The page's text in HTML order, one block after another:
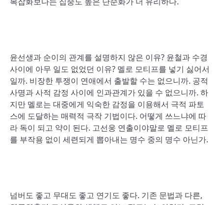
윤선생과 순이의 관계를 설명하지 않은 이유? 윤철과 수경
사이에 아무 일도 없었던 이유? 멜로 모티프를 넣기 싫어서
일까. 비장한 투쟁이 연애에서 출발할 수는 없으니까. 공적
사명과 사적 감정 사이에 인과관계가 있을 수 없으니까. 하
지만 멜로는 대중에게 익숙한 감정을 이용해서 극적 파토
스에 도달하는 매력적 극작 기법이다. 어떻게 쓰느냐에 따
라 독이 되고 약이 된다. 고선웅 연출이야말로 멜로 모티프
를 부작용 없이 세련되게 뽑아내는 명수 중의 명수 아닌가.
넘버도 좋고 무대도 좋고 연기도 좋다. 기존 문법과 다른,